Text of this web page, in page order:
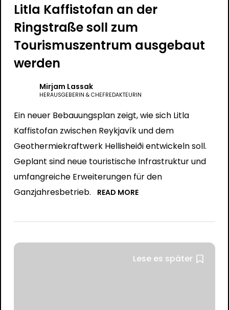
Litla Kaffistofan an der
Ringstraße soll zum
Tourismuszentrum ausgebaut
werden
Mirjam Lassak
HERAUSGEBERIN & CHEFREDAKTEURIN
Ein neuer Bebauungsplan zeigt, wie sich Litla
Kaffistofan zwischen Reykjavík und dem
Geothermiekraftwerk Hellisheiði entwickeln soll.
Geplant sind neue touristische Infrastruktur und
umfangreiche Erweiterungen für den
Ganzjahresbetrieb.
READ MORE
Lese es später